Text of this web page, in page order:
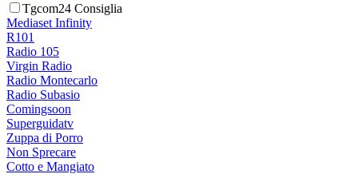
Tgcom24 Consiglia
Mediaset Infinity
R101
Radio 105
Virgin Radio
Radio Montecarlo
Radio Subasio
Comingsoon
Superguidatv
Zuppa di Porro
Non Sprecare
Cotto e Mangiato